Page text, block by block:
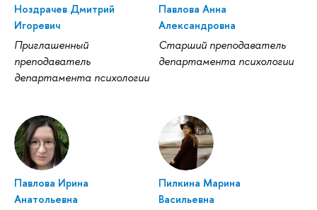
Ноздрачев Дмитрий
Игоревич
Приглашенный
преподаватель
департамента психологии
Павлова Анна
Александровна
Старший преподаватель
департамента психологии
Павлова Ирина
Анатольевна
Пилкина Марина
Васильевна